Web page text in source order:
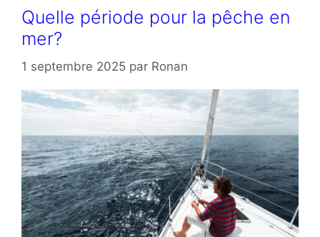
Quelle période pour la pêche en
mer?
1 septembre 2025 par Ronan